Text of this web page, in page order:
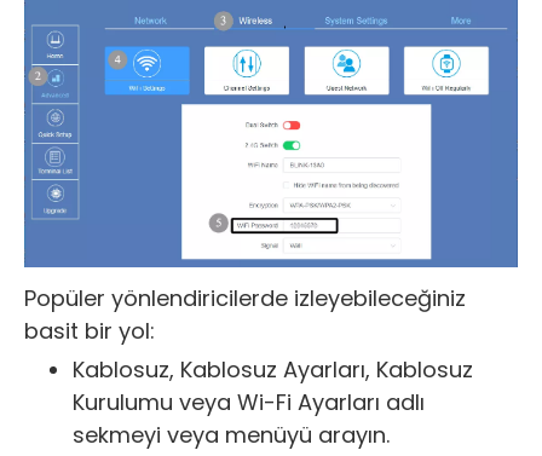
Popüler yönlendiricilerde izleyebileceğiniz
basit bir yol:
Kablosuz, Kablosuz Ayarları, Kablosuz
Kurulumu veya Wi-Fi Ayarları adlı
sekmeyi veya menüyü arayın.